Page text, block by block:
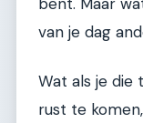
van je dag
Wat als je die
rust te